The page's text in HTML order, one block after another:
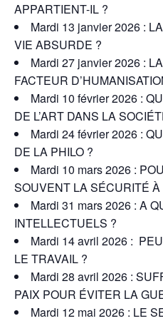
APPARTIENT-IL ?
Mardi 13 janvier 2026 :
VIE ABSURDE ?
Mardi 27 janvier 2026 :
FACTEUR
Mardi 10 février 2026 :
DE L’ART DANS LA
Mardi 24 février 2026 :
DE LA PHILO ?
Mardi 10 mars 2026 :
SOUVENT LA SÉCURITÉ
Mardi 31 mars 2026 : A
INTELLECTUELS ?
Mardi 14 avril 2026 :
LE TRAVAIL ?
Mardi 28 avril 2026 :
PAIX POUR ÉVITER LA
Mardi 12 mai 2026 : LE